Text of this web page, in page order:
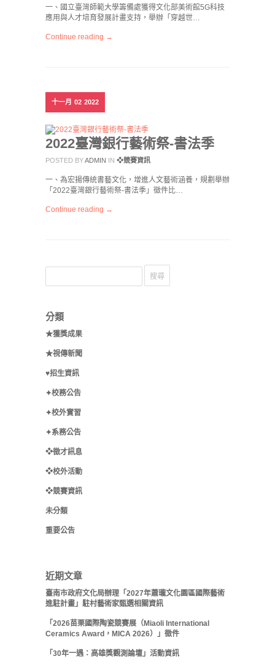
一、國立臺灣師範大學籌備處獲得文化部美術館5G科技
應用與人才培育發展計畫支持，舉辦「穿越世…
Continue reading →
十一月 02 2022
2022臺灣銀行藝術祭-書法季
POSTED BYADMIN IN ❖競賽資訊
一、為宏揚傳統書藝文化，增進人文藝術涵養，規劃舉辦
「2022臺灣銀行藝術祭-書法季」徵件比…
Continue reading →
分類
★獲獎成果
★視傳新聞
♥招生資訊
✦校務公告
✦校外實習
✦系務公告
❖徵才訊息
❖校外活動
❖競賽資訊
未分類
重要公告
近期文章
臺南市政府文化局辦理「2027年蕭瓏文化園區國際藝術
進駐計畫」駐村藝術家甄選相關資訊
「2026苗栗國際陶瓷競賽展（Miaoli International
Ceramics Award，MICA 2026）」徵件
「30年一遇：高雄獎觀測論壇」活動資訊